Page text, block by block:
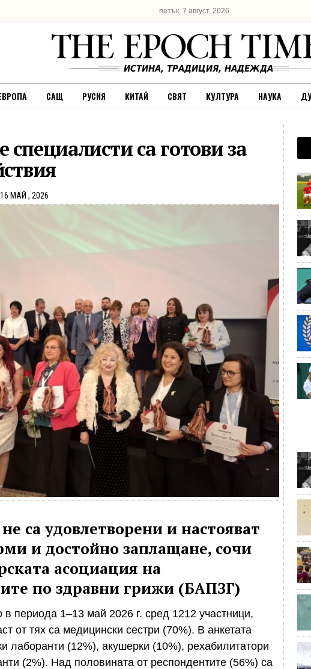
петък, 7 август, 2026
САЩ РУСИЯ КИТАЙ СВЯТ КУЛТУРА НАУКА
са готови за
16 МАЙ , 2026
не са удовлетворени и настояват
и достойно заплащане, сочи
асоциация на
по здравни грижи (БАПЗГ)
периода 1–13 май 2026 г. сред 1212 участници,
от тях са медицински сестри (70%). В анкетата
лаборанти (12%), акушерки (10%), рехабилитатори
(2%). Над половината от респондентите (56%) са